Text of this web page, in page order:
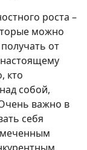
роста –
можно
от
кто
собой,
важно в
себя